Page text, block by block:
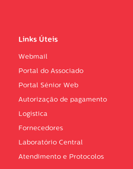
Links Úteis
Webmail
Portal do Associado
Portal Sénior Web
Autorização de pagamento
Logística
Fornecedores
Laboratório Central
Atendimento e Protocolos